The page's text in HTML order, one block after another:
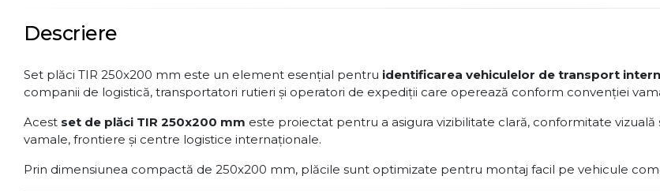
Descriere
Set plăci TIR 250x200 mm este un element esențial pentru identificarea vehiculelor de transport
companii de logistică, transportatori rutieri și operatori de expediții care operează conform convenției
Acest set de plăci TIR 250x200 mm este proiectat pentru a asigura vizibilitate clară, conformitate
vamale, frontiere și centre logistice internaționale.
Prin dimensiunea compactă de 250x200 mm, plăcile sunt optimizate pentru montaj facil pe vehicule